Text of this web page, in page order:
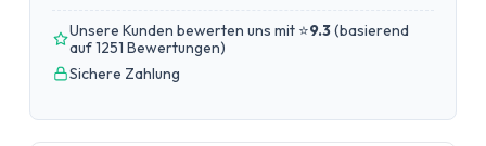
Unsere Kunden bewerten uns mit ⭐9.3(basierend
auf 1251 Bewertungen)
Sichere Zahlung